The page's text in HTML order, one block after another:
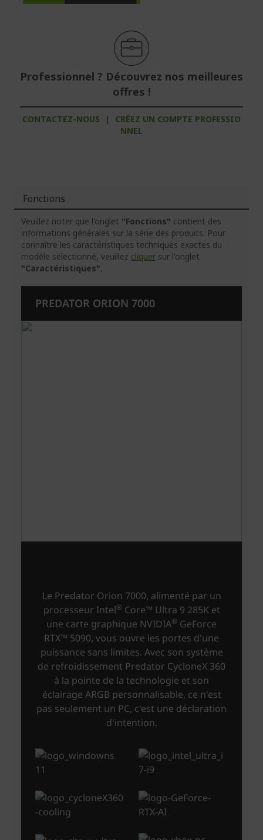
Professionnel ? Découvrez nos meilleures
offres !
CONTACTEZ-NOUS |
CRÉEZ UN COMPTE PROFESSIO
NNEL
Fonctions
Veuillez noter que l'onglet "Fonctions" contient des
informations générales sur la série des produits. Pour
connaître les caractéristiques techniques exactes du
modèle sélectionné, veuillez cliquer sur l'onglet
"Caractéristiques".